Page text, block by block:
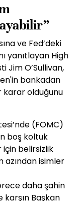
ve Fed’deki
yanıtlayan High
Jim O’Sullivan,
bankadan
karar olduğunu
(FOMC)
boş koltuk
için belirsizlik
azından isimler
daha şahin
Başkan